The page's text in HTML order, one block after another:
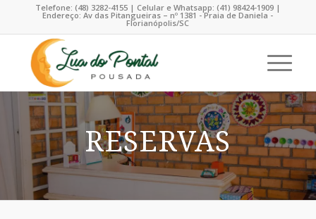
Telefone: (48) 3282-4155 | Celular e Whatsapp: (41) 98424-1909 |
Endereço: Av das Pitangueiras – nº 1381 - Praia de Daniela -
Florianópolis/SC
RESERVAS